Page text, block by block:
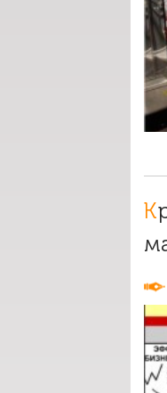
Краткий разбор (разнос) бизнес-плана мясного